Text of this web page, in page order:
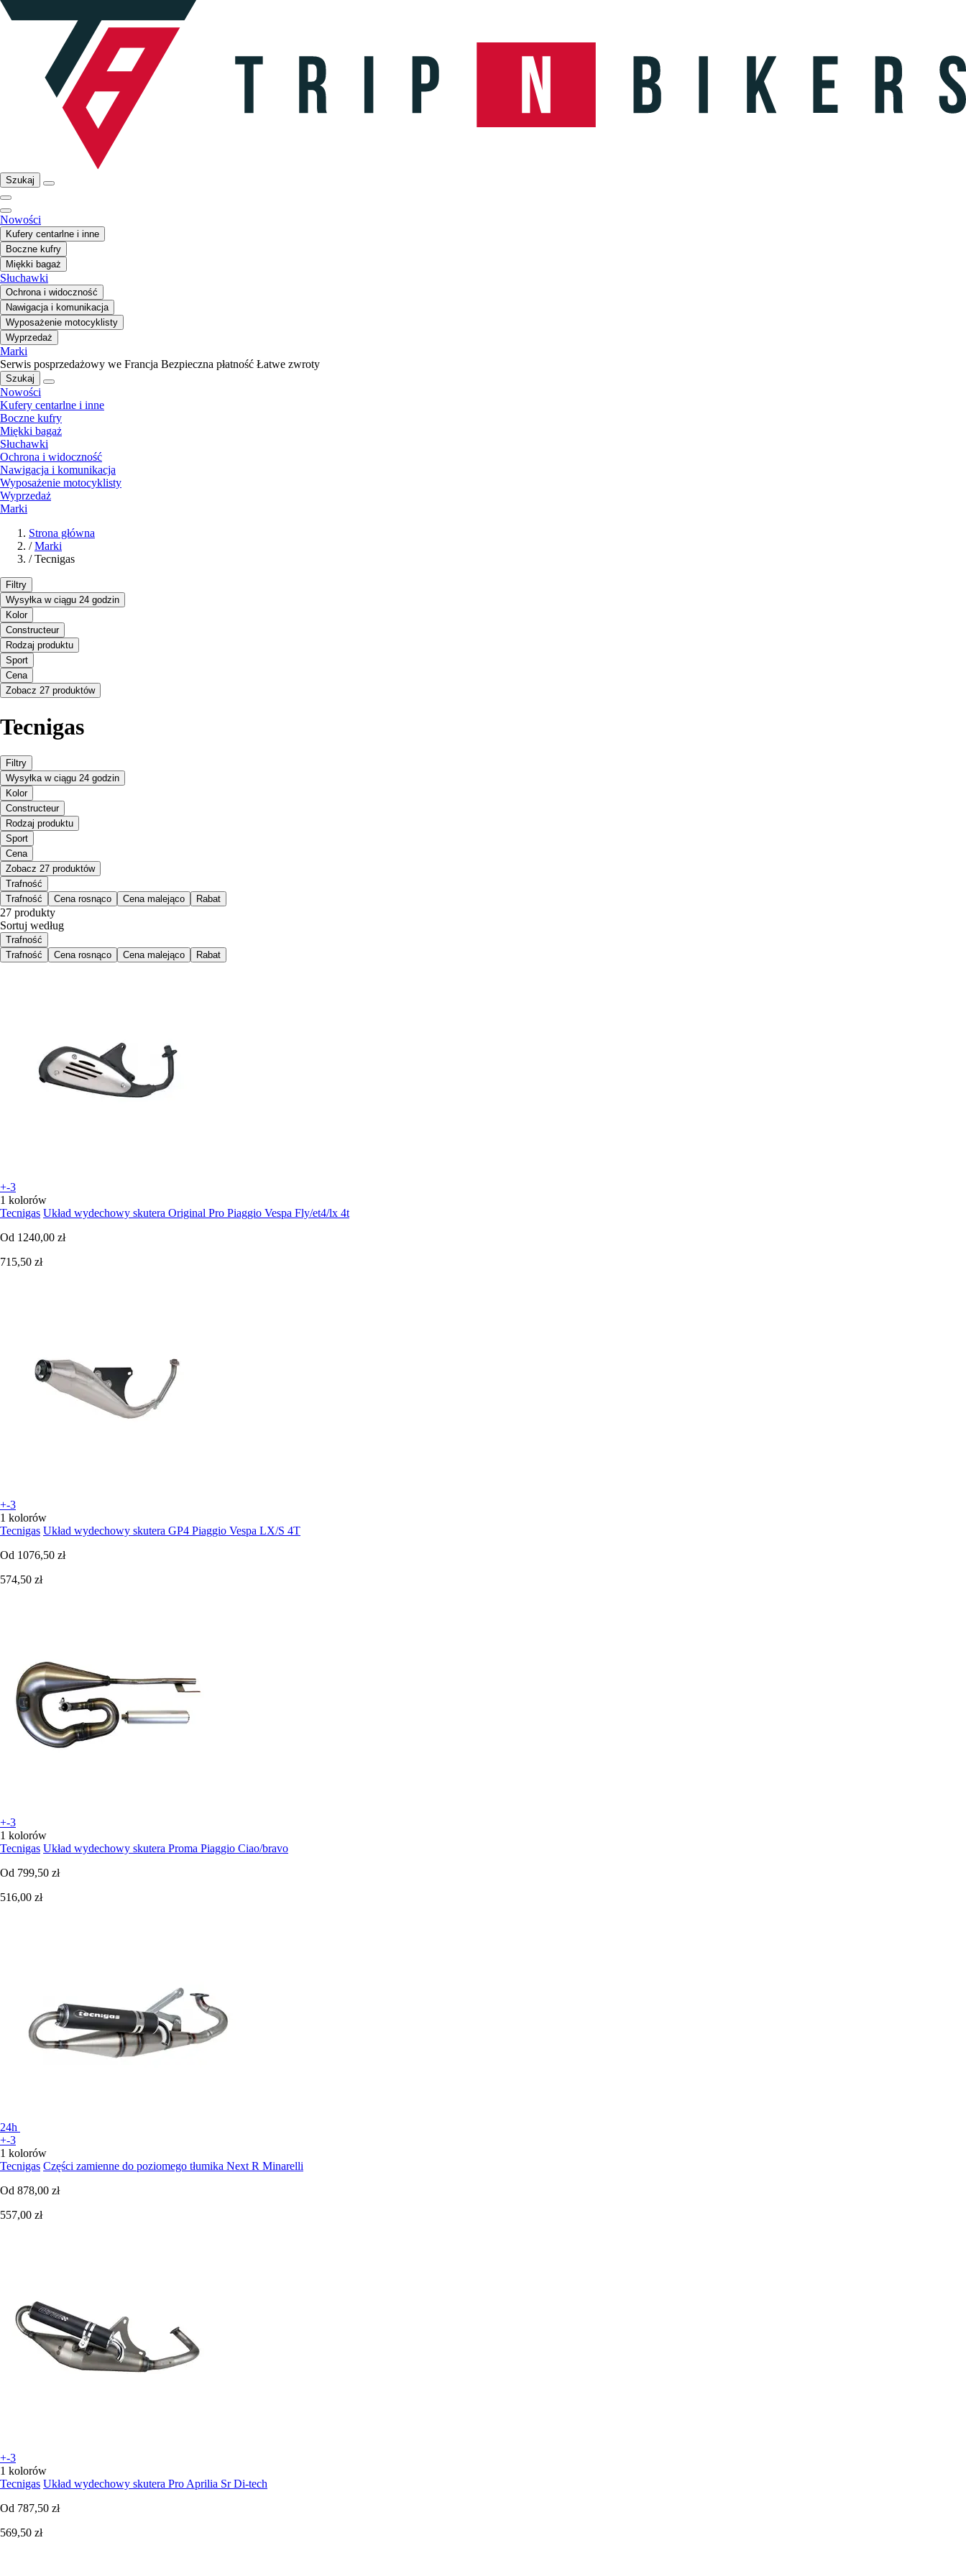
Szukaj
Nowości
Kufery centarlne i inne
Boczne kufry
Miękki bagaż
Słuchawki
Ochrona i widoczność
Nawigacja i komunikacja
Wyposażenie motocyklisty
Wyprzedaż
Marki
Serwis posprzedażowy we Francja Bezpieczna płatność Łatwe zwroty
Szukaj
Nowości
Kufery centarlne i inne
Boczne kufry
Miękki bagaż
Słuchawki
Ochrona i widoczność
Nawigacja i komunikacja
Wyposażenie motocyklisty
Wyprzedaż
Marki
Strona główna
/ Marki
/ Tecnigas
Filtry
Wysyłka w ciągu 24 godzin
Kolor
Constructeur
Rodzaj produktu
Sport
Cena
Zobacz 27 produktów
Tecnigas
Filtry
Wysyłka w ciągu 24 godzin
Kolor
Constructeur
Rodzaj produktu
Sport
Cena
Zobacz 27 produktów
Trafność
Trafność
Cena rosnąco Cena malejąco Rabat
27 produkty
Sortuj według
Trafność
Trafność
Cena rosnąco Cena malejąco Rabat
+-3
1 kolorów
Tecnigas Układ wydechowy skutera Original Pro Piaggio Vespa Fly/et4/lx 4t
Od 1240,00 zł
715,50 zł
+-3
1 kolorów
Tecnigas Układ wydechowy skutera GP4 Piaggio Vespa LX/S 4T
Od 1076,50 zł
574,50 zł
+-3
1 kolorów
Tecnigas Układ wydechowy skutera Proma Piaggio Ciao/bravo
Od 799,50 zł
516,00 zł
24h
+-3
1 kolorów
Tecnigas Części zamienne do poziomego tłumika Next R Minarelli
Od 878,00 zł
557,00 zł
+-3
1 kolorów
Tecnigas Układ wydechowy skutera Pro Aprilia Sr Di-tech
Od 787,50 zł
569,50 zł